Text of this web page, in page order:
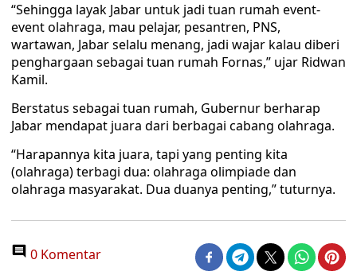
“Sehingga layak Jabar untuk jadi tuan rumah event-
event olahraga, mau pelajar, pesantren, PNS,
wartawan, Jabar selalu menang, jadi wajar kalau diberi
penghargaan sebagai tuan rumah Fornas,” ujar Ridwan
Kamil.
Berstatus sebagai tuan rumah, Gubernur berharap
Jabar mendapat juara dari berbagai cabang olahraga.
“Harapannya kita juara, tapi yang penting kita
(olahraga) terbagi dua: olahraga olimpiade dan
olahraga masyarakat. Dua duanya penting,” tuturnya.
0 Komentar